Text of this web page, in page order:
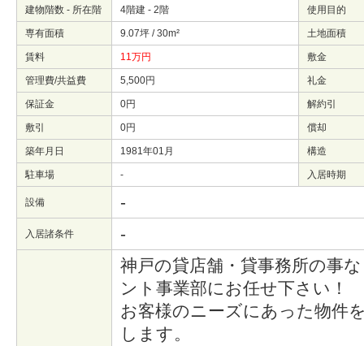
建物階数 - 所在階 4階建 - 2階 使用目的
専有面積 9.07坪 / 30m² 土地面積
賃料 11万円 敷金
管理費/共益費 5,500円 礼金
保証金 0円 解約引
敷引 0円 償却
築年月日 1981年01月 構造
駐車場 - 入居時期
設備 -
入居諸条件 -
神戸の貸店舗・貸事務所の事
ント事業部にお任せ下さい！
お客様のニーズにあった物件
します。